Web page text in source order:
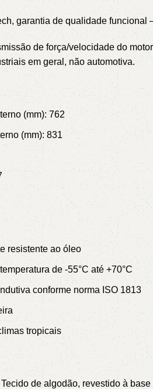
garantia de qualidade funcional
de força/velocidade do
em geral, não automotiva.
(mm): 762
(mm): 831
resistente ao óleo
de -55°C até +70°C
conforme norma ISO 1813
tropicais
de algodão, revestido à